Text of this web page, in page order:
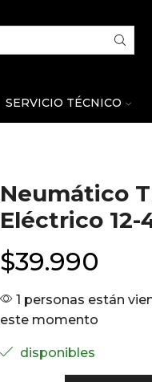
SERVICIO TÉCNICO
Neumático
Eléctrico 12-
$39.990
1 personas están
este momento
disponibles